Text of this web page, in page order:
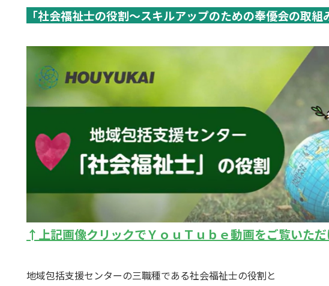
「社会福祉士の役割～スキルアップのための奉優会の取組
↑上記画像クリックでＹｏｕＴｕｂｅ動画をご覧いた
地域包括支援センターの三職種である社会福祉士の役割と